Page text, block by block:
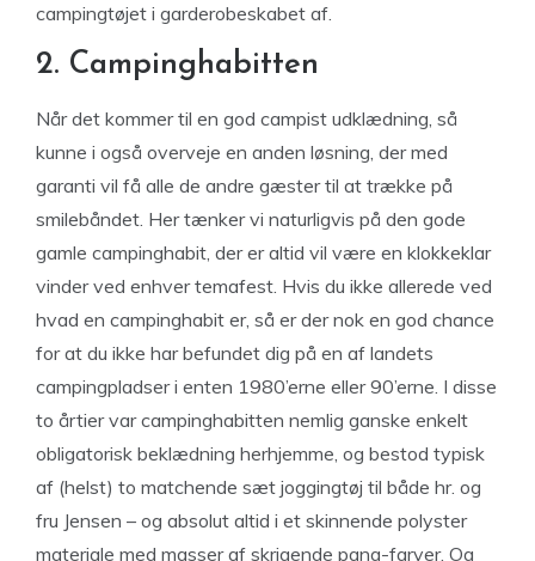
campingtøjet i garderobeskabet af.
2. Campinghabitten
Når det kommer til en god campist udklædning, så
kunne i også overveje en anden løsning, der med
garanti vil få alle de andre gæster til at trække på
smilebåndet. Her tænker vi naturligvis på den gode
gamle campinghabit, der er altid vil være en klokkeklar
vinder ved enhver temafest. Hvis du ikke allerede ved
hvad en campinghabit er, så er der nok en god chance
for at du ikke har befundet dig på en af landets
campingpladser i enten 1980’erne eller 90’erne. I disse
to årtier var campinghabitten nemlig ganske enkelt
obligatorisk beklædning herhjemme, og bestod typisk
af (helst) to matchende sæt joggingtøj til både hr. og
fru Jensen – og absolut altid i et skinnende polyster
materiale med masser af skrigende pang-farver. Og